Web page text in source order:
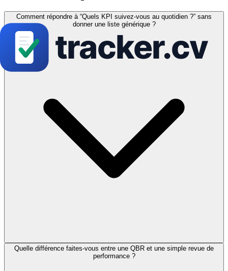
Comment répondre à “Quels KPI suivez-vous au quotidien ?” sans
donner une liste générique ?
Quelle différence faites-vous entre une QBR et une simple revue de
performance ?